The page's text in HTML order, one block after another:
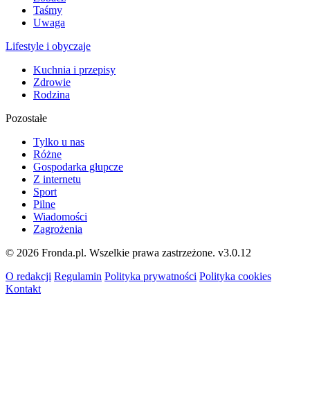
Taśmy
Uwaga
Lifestyle i obyczaje
Kuchnia i przepisy
Zdrowie
Rodzina
Pozostałe
Tylko u nas
Różne
Gospodarka głupcze
Z internetu
Sport
Pilne
Wiadomości
Zagrożenia
© 2026 Fronda.pl. Wszelkie prawa zastrzeżone. v3.0.12
O redakcji Regulamin Polityka prywatności Polityka cookies
Kontakt